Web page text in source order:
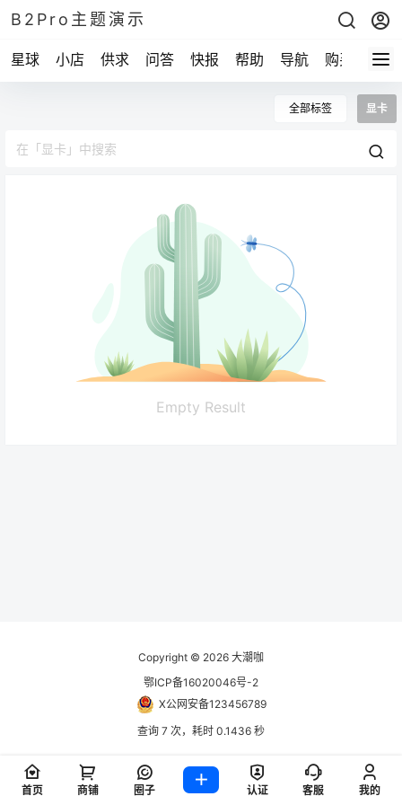
B2Pro主题演示
星球 小店 供求 问答 快报 帮助 导航 购买
全部标签 显卡
Empty Result
Copyright © 2026 大潮咖
鄂ICP备16020046号-2
X公网安备123456789
查询 7 次，耗时 0.1436 秒
首页 商铺 圈子 认证 客服 我的